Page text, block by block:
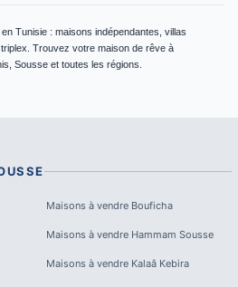
Tunisie : maisons indépendantes, villas
Trouvez votre maison de rêve à
Sousse et toutes les régions.
Maisons à vendre Bouficha
Maisons à vendre Hammam Sousse
Maisons à vendre Kalaâ Kebira